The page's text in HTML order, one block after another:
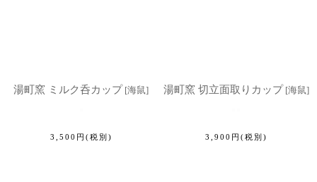
湯町窯 ミルク呑カップ [海鼠]
3,500 円 (税別)
湯町窯 切立面取りカップ [海鼠]
3,900 円 (税別)